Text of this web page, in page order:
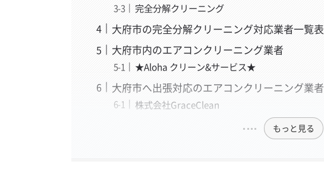
完全分解クリーニング
大府市の完全分解クリーニング対応業者一覧表
大府市内のエアコンクリーニング業者
★Aloha クリーン&サービス★
大府市へ出張対応のエアコンクリーニング業者
株式会社GraceClean
もっと見る